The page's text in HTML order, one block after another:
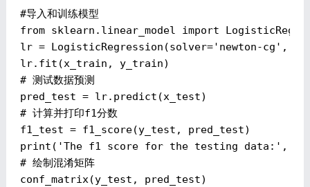
#导入和训练模型
from sklearn.linear_model import
lr = LogisticRegression(solver='newton-cg',
# 测试数据预测
# 计算并打印f1分数
f1_test = f1_score(y_test, pred_test)
# 绘制混淆矩阵